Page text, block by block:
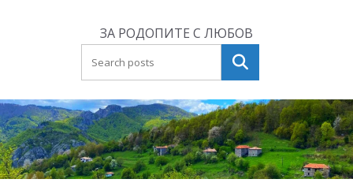
ЗА РОДОПИТЕ С ЛЮБОВ
Търсене